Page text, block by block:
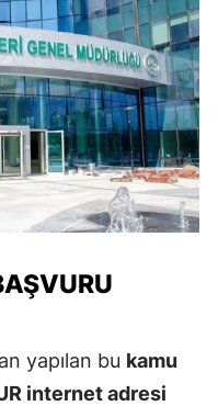
yapılan bu kamu
internet adresi